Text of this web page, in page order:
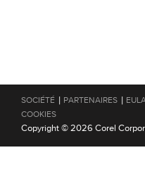
SOCIÉTÉ | PARTENAIRES |
COOKIES
Copyright © 2026 Corel